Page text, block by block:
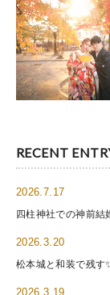
ご利用ガ
松本結び
お問い合
プライバ
RECENT
2026.7.17
四柱神社での神前結
2026.3.20
松本城と和装で残す
2026.3.19